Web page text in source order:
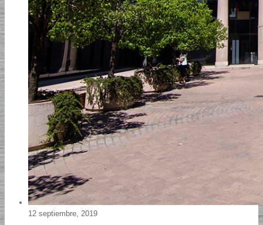
12 septiembre, 2019